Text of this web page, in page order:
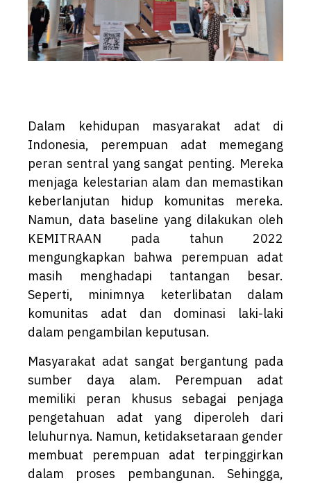
Dalam kehidupan masyarakat adat di
Indonesia, perempuan adat memegang
peran sentral yang sangat penting. Mereka
menjaga kelestarian alam dan memastikan
keberlanjutan hidup komunitas mereka.
Namun, data baseline yang dilakukan oleh
KEMITRAAN pada tahun 2022
mengungkapkan bahwa perempuan adat
masih menghadapi tantangan besar.
Seperti, minimnya keterlibatan dalam
komunitas adat dan dominasi laki-laki
dalam pengambilan keputusan.
Masyarakat adat sangat bergantung pada
sumber daya alam. Perempuan adat
memiliki peran khusus sebagai penjaga
pengetahuan adat yang diperoleh dari
leluhurnya. Namun, ketidaksetaraan gender
membuat perempuan adat terpinggirkan
dalam proses pembangunan. Sehingga,